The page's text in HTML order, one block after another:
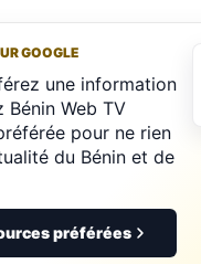
GOOGLE
une information
Web TV
pour ne rien
du Bénin et de
préférées